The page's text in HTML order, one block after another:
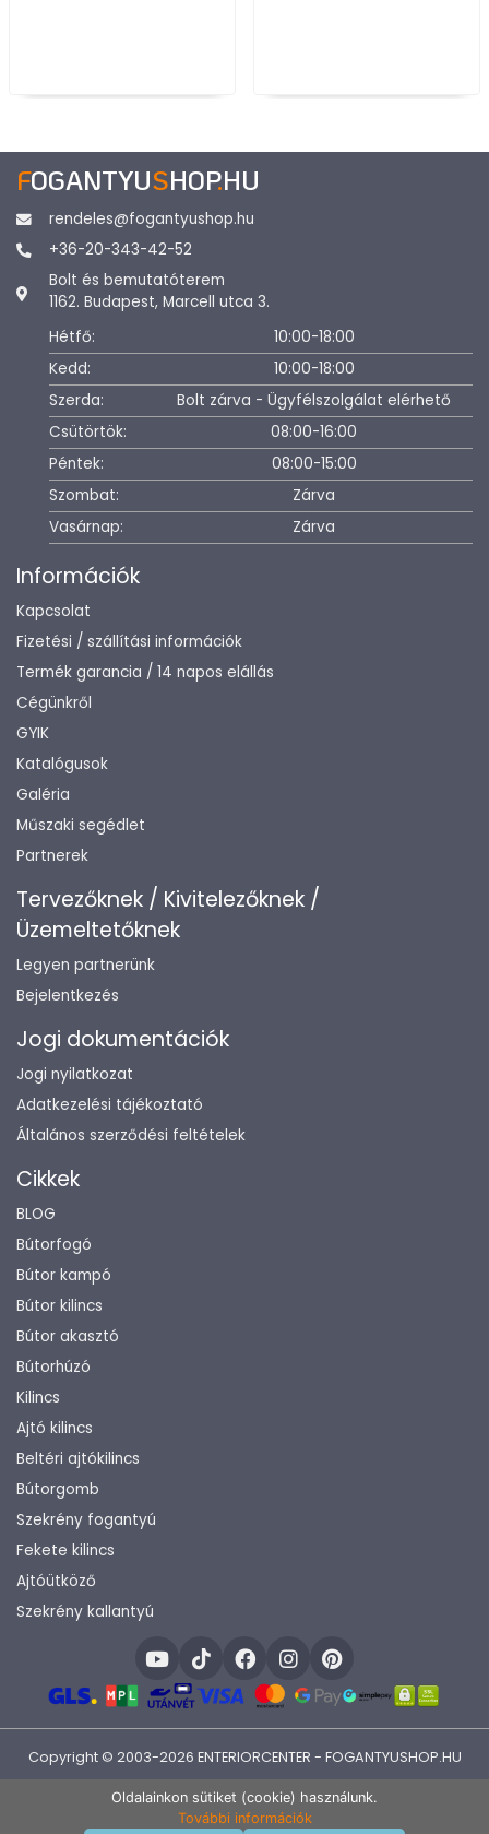
FOGANTYUSHOP.HU
rendeles@fogantyushop.hu
+36-20-343-42-52
Bolt és bemutatóterem
1162. Budapest, Marcell utca 3.
Hétfő:
10:00-18:00
Kedd:
10:00-18:00
Szerda:
Bolt zárva - Ügyfélszolgálat elérhető
Csütörtök:
08:00-16:00
Péntek:
08:00-15:00
Szombat:
Zárva
Vasárnap:
Zárva
Információk
Kapcsolat
Fizetési / szállítási információk
Termék garancia / 14 napos elállás
Cégünkről
GYIK
Katalógusok
Galéria
Műszaki segédlet
Partnerek
Tervezőknek / Kivitelezőknek /
Üzemeltetőknek
Legyen partnerünk
Bejelentkezés
Jogi dokumentációk
Jogi nyilatkozat
Adatkezelési tájékoztató
Általános szerződési feltételek
Cikkek
BLOG
Bútorfogó
Bútor kampó
Bútor kilincs
Bútor akasztó
Bútorhúzó
Kilincs
Ajtó kilincs
Beltéri ajtókilincs
Bútorgomb
Szekrény fogantyú
Fekete kilincs
Ajtóütköző
Szekrény kallantyú
Copyright © 2003-2026 ENTERIORCENTER - FOGANTYUSHOP.HU
Oldalainkon sütiket (cookie) használunk.
További információk